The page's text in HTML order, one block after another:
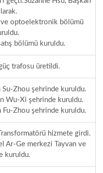
optoelektronik bölümü
bölümü kuruldu.
trafosu üretildi.
Zhou şehrinde kuruldu.
Wu-Xi şehrinde kuruldu.
Zhou şehrinde kuruldu.
hizmete girdi.
Ar-Ge merkezi Tayvan ve
kuruldu.